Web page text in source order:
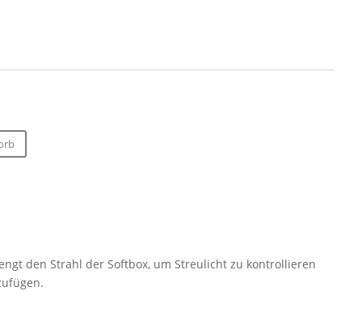
den Strahl der Softbox, um Streulicht zu kontrollieren